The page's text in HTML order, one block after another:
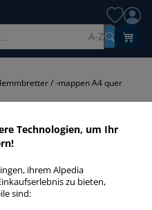
A-Z
/ -mappen A4 quer
mappen A4
quer
in bester Qualität zum
Klemmbretter / -mappen
Technologien, um Ihr
ihrem Alpedia
zu bieten,
sind: